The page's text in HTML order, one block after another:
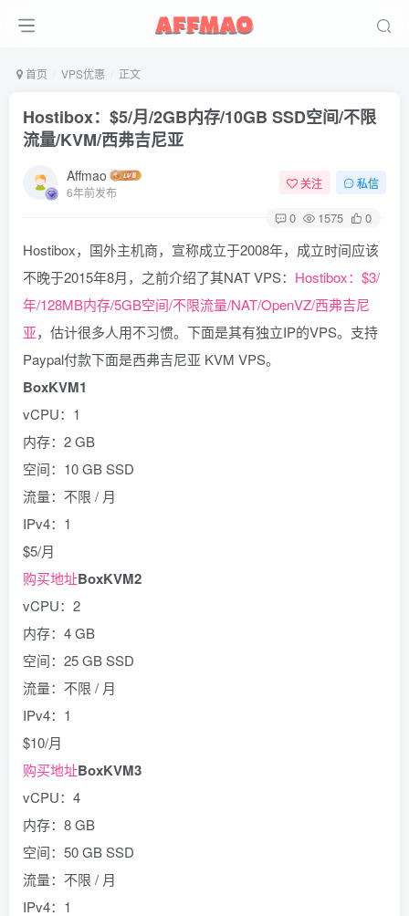
首页 VPS优惠 正文
Hostibox：$5/月/2GB内存/10GB SSD空间/不限
流量/KVM/西弗吉尼亚
Affmao
6年前发布
关注 私信
0 1575 0
Hostibox，国外主机商，宣称成立于2008年，成立时间应该
不晚于2015年8月，之前介绍了其NAT VPS： Hostibox：$3/
年/128MB内存/5GB空间/不限流量/NAT/OpenVZ/西弗吉尼
亚，估计很多人用不习惯。下面是其有独立IP的VPS。支持
Paypal付款下面是西弗吉尼亚 KVM VPS。
BoxKVM1
vCPU：1
内存：2 GB
空间：10 GB SSD
流量：不限 / 月
IPv4：1
$5/月
购买地址BoxKVM2
vCPU：2
内存：4 GB
空间：25 GB SSD
流量：不限 / 月
IPv4：1
$10/月
购买地址BoxKVM3
vCPU：4
内存：8 GB
空间：50 GB SSD
流量：不限 / 月
IPv4：1